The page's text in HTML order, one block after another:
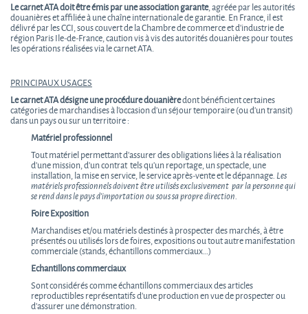
Le carnet ATA doit être émis par une association garante, agréée par les autorités
douanières et affiliée à une chaîne internationale de garantie. En France, il est
délivré par les CCI, sous couvert de la Chambre de commerce et d’industrie de
région Paris Ile-de-France, caution vis à vis des autorités douanières pour toutes
les opérations réalisées via le carnet ATA.
PRINCIPAUX USAGES
Le carnet ATA désigne une procédure douanièredont bénéficient certaines
catégories de marchandises à l'occasion d'un séjour temporaire (ou d’un transit)
dans un pays ou sur un territoire :
Matériel professionnel
Tout matériel permettant d’assurer des obligations liées à la réalisation
d'une mission, d’un contrat tels qu’un reportage, un spectacle, une
installation, la mise en service, le service après-vente et le dépannage. Les
matérielsprofessionnels doivent être utilisés exclusivement par la personne qui
se rend dans le pays d'importation ou sous sa propre direction.
Foire Exposition
Marchandises et/ou matériels destinés à prospecter des marchés, à être
présentés ou utilisés lors de foires, expositions ou tout autre manifestation
commerciale (stands, échantillons commerciaux…)
Echantillons commerciaux
Sont considérés comme échantillons commerciaux des articles
reproductibles représentatifs d'une production en vue de prospecter ou
d’assurer une démonstration.